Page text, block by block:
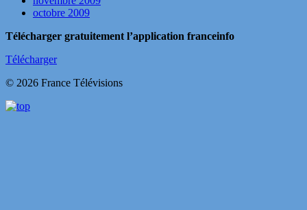
octobre 2009
Télécharger gratuitement l’application franceinfo
Télécharger
© 2026 France Télévisions